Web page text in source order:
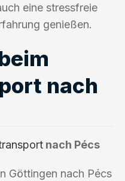
eine stressfreie
genießen.
nach
nach Pécs
Göttingen nach Pécs